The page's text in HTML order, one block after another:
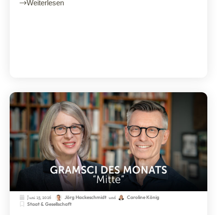
Weiterlesen
Juni 15, 2026 Jörg Hackeschmidt und
Caroline König
Staat & Gesellschaft